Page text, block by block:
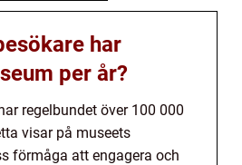
har
per år?
regelbundet över 100 000
visar på museets
förmåga att engagera och